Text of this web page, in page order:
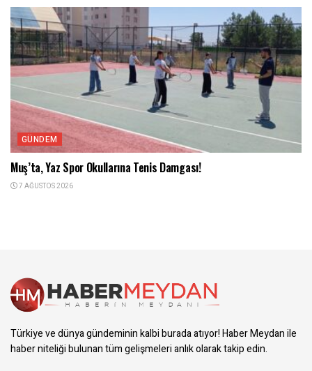
GÜNDEM
Muş’ta, Yaz Spor Okullarına Tenis Damgası!
7 AĞUSTOS 2026
Türkiye ve dünya gündeminin kalbi burada atıyor! Haber Meydan ile
haber niteliği bulunan tüm gelişmeleri anlık olarak takip edin.